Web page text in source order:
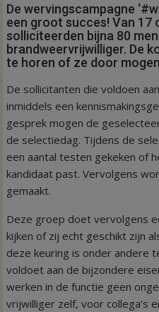
De wervingscampagne
een groot succes! Van
solliciteerden bijna 80
brandweervrijwilliger. De
te horen of ze door
De sollicitanten die voldoen
inmiddels een
gesprek mogen de
de selectiedag. Tijdens de
een aantal testen gekeken of
kandidaat past. Vervolgens
gemaakt.
Deze groep doet vervolgens
kijken of zij echt geschikt zijn
deze keuring is onder andere
voldoet aan de bijzondere
werken in de functie geen
vrijwilliger zelf, voor collega’s